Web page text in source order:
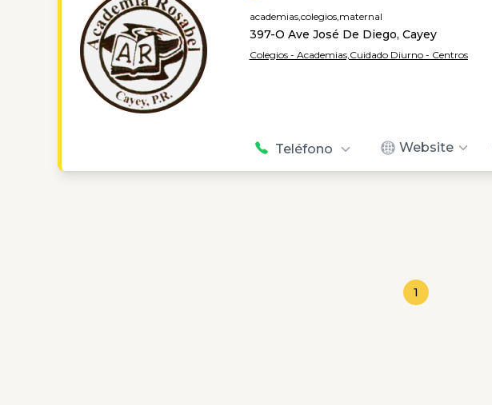
academias,colegios,maternal
397-O Ave José De Diego, Cayey
Colegios - Academias,Cuidado Diurno - Centros
Teléfono Website
1